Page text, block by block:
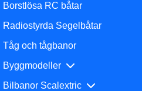
Borstlösa RC båtar
Radiostyrda Segelbåtar
Tåg och tågbanor
Byggmodeller
Bilbanor Scalextric